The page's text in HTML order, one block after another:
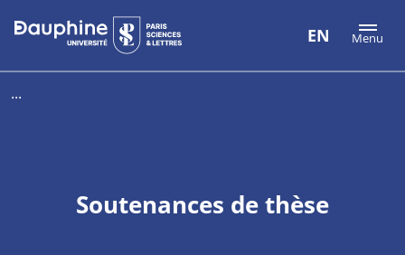
Aller
au
Aller
au
Plan
du
EN Menu
...
Soutenances de thèse